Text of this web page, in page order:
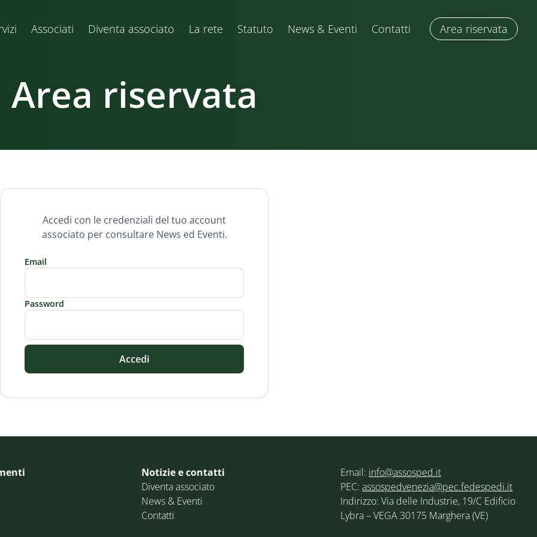
Associati Diventa associato La rete Statuto News & Eventi Contatti Area riservata
Area riservata
Accedi con le credenziali del tuo account
associato per consultare News ed Eventi.
Email
Password
Accedi
Notizie e contatti
Diventa associato
News & Eventi
Contatti
Email: info@assosped.it
PEC: assospedvenezia@pec.fedespedi.it
Indirizzo: Via delle Industrie, 19/C Edificio
Lybra – VEGA 30175 Marghera (VE)